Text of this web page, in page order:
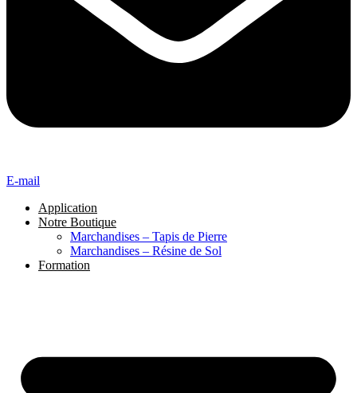
E-mail
Application
Notre Boutique
Marchandises – Tapis de Pierre
Marchandises – Résine de Sol
Formation